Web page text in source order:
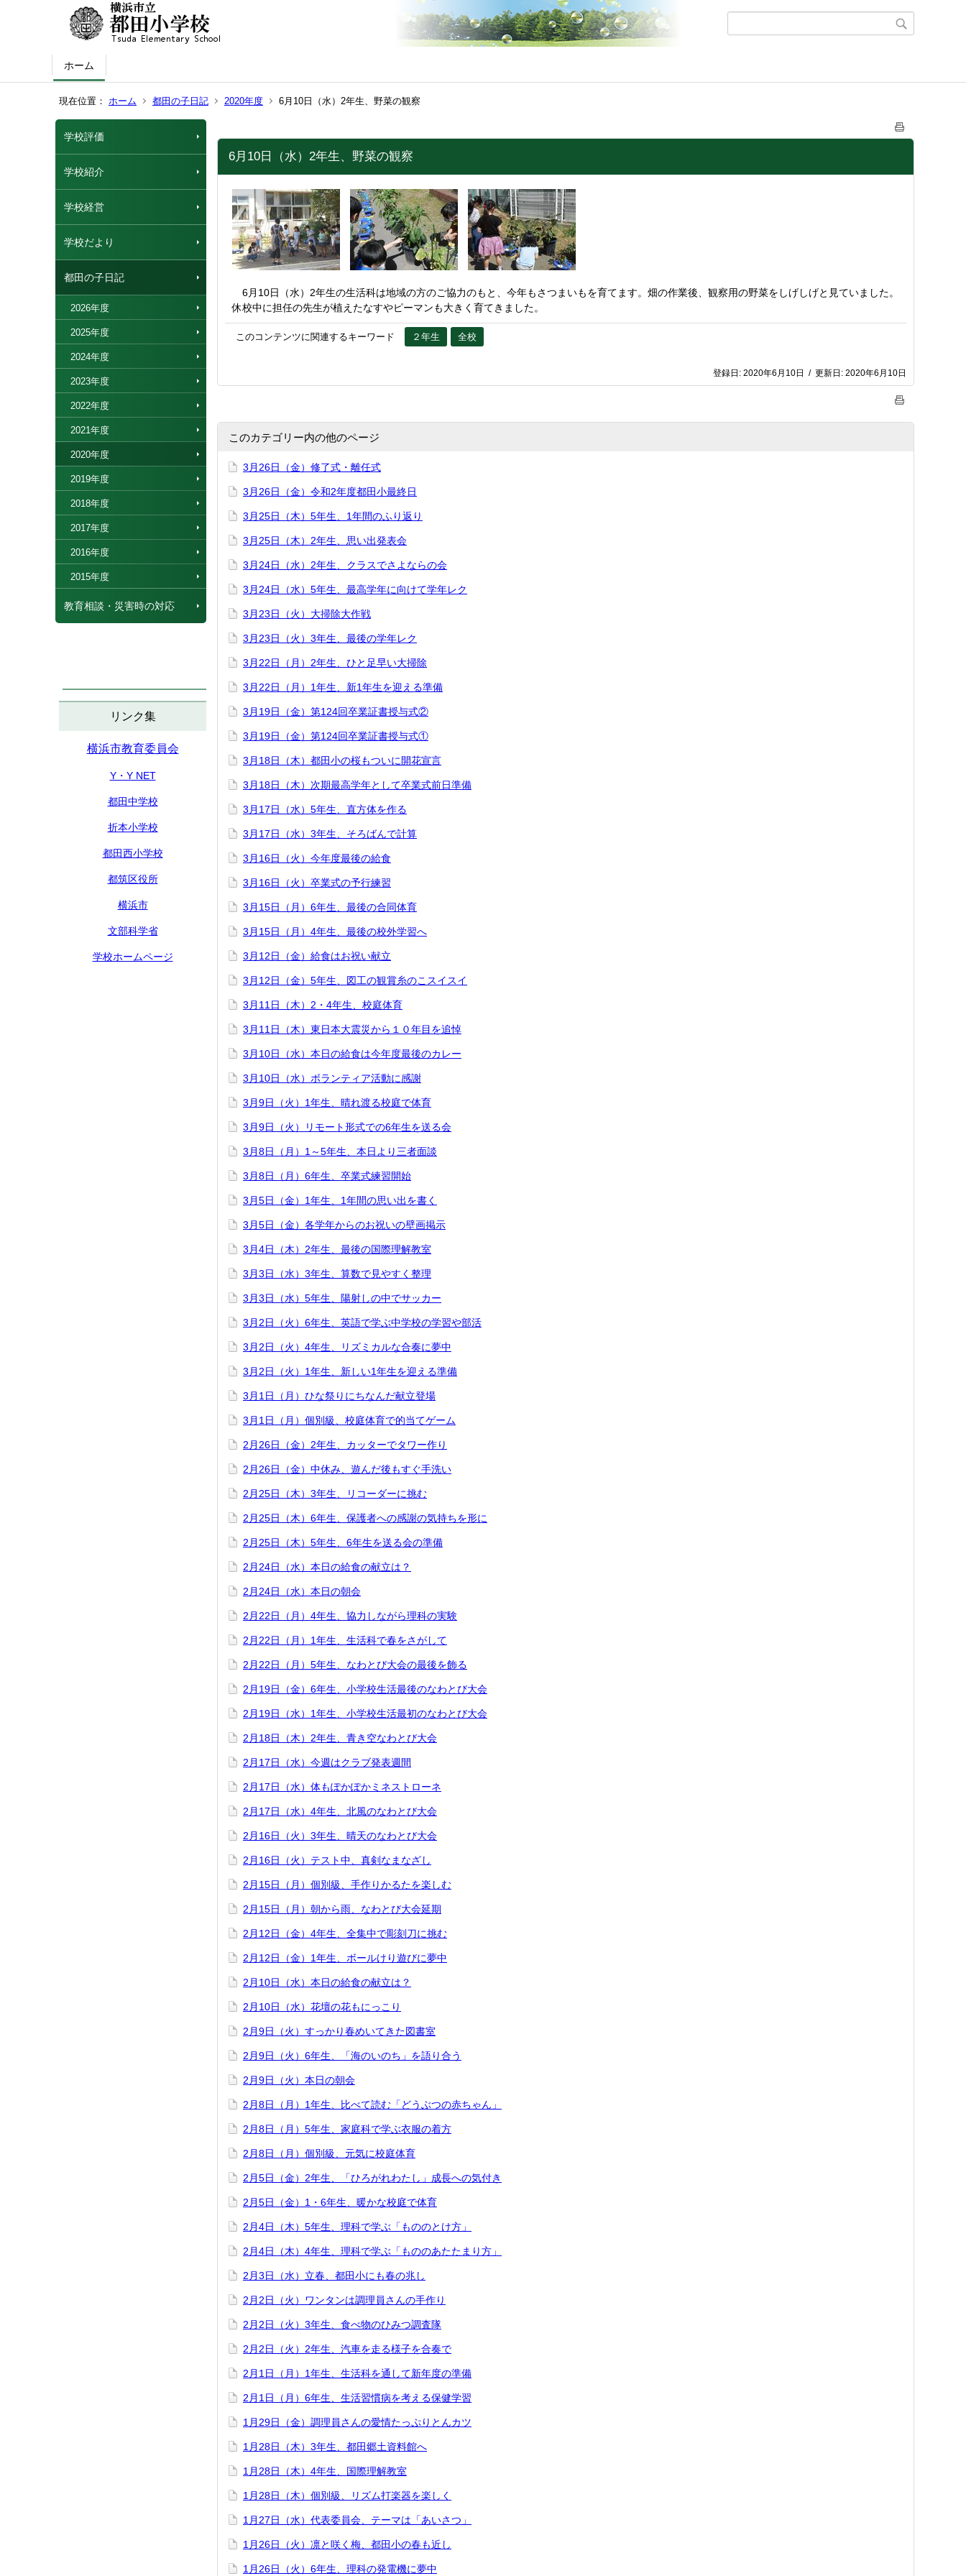
ホーム
現在位置： ホーム 都田の子日記 2020年度 6月10日（水）2年生、野菜の観察
学校評価
学校紹介
学校経営
学校だより
都田の子日記
2026年度
2025年度
2024年度
2023年度
2022年度
2021年度
2020年度
2019年度
2018年度
2017年度
2016年度
2015年度
教育相談・災害時の対応
リンク集
横浜市教育委員会
Y・Y NET
都田中学校
折本小学校
都田西小学校
都筑区役所
横浜市
文部科学省
学校ホームページ
6月10日（水）2年生、野菜の観察
6月10日（水）2年生の生活科は地域の方のご協力のもと、今年もさつまいもを育てます。畑の作業後、観察用の野菜をしげしげと見ていました。
休校中に担任の先生が植えたなすやピーマンも大きく育てきました。
このコンテンツに関連するキーワード ２年生 全校
登録日: 2020年6月10日 / 更新日: 2020年6月10日
このカテゴリー内の他のページ
3月26日（金）修了式・離任式
3月26日（金）令和2年度都田小最終日
3月25日（木）5年生、1年間のふり返り
3月25日（木）2年生、思い出発表会
3月24日（水）2年生、クラスでさよならの会
3月24日（水）5年生、最高学年に向けて学年レク
3月23日（火）大掃除大作戦
3月23日（火）3年生、最後の学年レク
3月22日（月）2年生、ひと足早い大掃除
3月22日（月）1年生、新1年生を迎える準備
3月19日（金）第124回卒業証書授与式②
3月19日（金）第124回卒業証書授与式①
3月18日（木）都田小の桜もついに開花宣言
3月18日（木）次期最高学年として卒業式前日準備
3月17日（水）5年生、直方体を作る
3月17日（水）3年生、そろばんで計算
3月16日（火）今年度最後の給食
3月16日（火）卒業式の予行練習
3月15日（月）6年生、最後の合同体育
3月15日（月）4年生、最後の校外学習へ
3月12日（金）給食はお祝い献立
3月12日（金）5年生、図工の観賞糸のこスイスイ
3月11日（木）2・4年生、校庭体育
3月11日（木）東日本大震災から１０年目を追悼
3月10日（水）本日の給食は今年度最後のカレー
3月10日（水）ボランティア活動に感謝
3月9日（火）1年生、晴れ渡る校庭で体育
3月9日（火）リモート形式での6年生を送る会
3月8日（月）1～5年生、本日より三者面談
3月8日（月）6年生、卒業式練習開始
3月5日（金）1年生、1年間の思い出を書く
3月5日（金）各学年からのお祝いの壁画掲示
3月4日（木）2年生、最後の国際理解教室
3月3日（水）3年生、算数で見やすく整理
3月3日（水）5年生、陽射しの中でサッカー
3月2日（火）6年生、英語で学ぶ中学校の学習や部活
3月2日（火）4年生、リズミカルな合奏に夢中
3月2日（火）1年生、新しい1年生を迎える準備
3月1日（月）ひな祭りにちなんだ献立登場
3月1日（月）個別級、校庭体育で的当てゲーム
2月26日（金）2年生、カッターでタワー作り
2月26日（金）中休み、遊んだ後もすぐ手洗い
2月25日（木）3年生、リコーダーに挑む
2月25日（木）6年生、保護者への感謝の気持ちを形に
2月25日（木）5年生、6年生を送る会の準備
2月24日（水）本日の給食の献立は？
2月24日（水）本日の朝会
2月22日（月）4年生、協力しながら理科の実験
2月22日（月）1年生、生活科で春をさがして
2月22日（月）5年生、なわとび大会の最後を飾る
2月19日（金）6年生、小学校生活最後のなわとび大会
2月19日（水）1年生、小学校生活最初のなわとび大会
2月18日（木）2年生、青き空なわとび大会
2月17日（水）今週はクラブ発表週間
2月17日（水）体もぽかぽかミネストローネ
2月17日（水）4年生、北風のなわとび大会
2月16日（火）3年生、晴天のなわとび大会
2月16日（火）テスト中、真剣なまなざし
2月15日（月）個別級、手作りかるたを楽しむ
2月15日（月）朝から雨、なわとび大会延期
2月12日（金）4年生、全集中で彫刻刀に挑む
2月12日（金）1年生、ボールけり遊びに夢中
2月10日（水）本日の給食の献立は？
2月10日（水）花壇の花もにっこり
2月9日（火）すっかり春めいてきた図書室
2月9日（火）6年生、「海のいのち」を語り合う
2月9日（火）本日の朝会
2月8日（月）1年生、比べて読む「どうぶつの赤ちゃん」
2月8日（月）5年生、家庭科で学ぶ衣服の着方
2月8日（月）個別級、元気に校庭体育
2月5日（金）2年生、「ひろがれわたし」成長への気付き
2月5日（金）1・6年生、暖かな校庭で体育
2月4日（木）5年生、理科で学ぶ「もののとけ方」
2月4日（木）4年生、理科で学ぶ「もののあたたまり方」
2月3日（水）立春、都田小にも春の兆し
2月2日（火）ワンタンは調理員さんの手作り
2月2日（火）3年生、食べ物のひみつ調査隊
2月2日（火）2年生、汽車を走る様子を合奏で
2月1日（月）1年生、生活科を通して新年度の準備
2月1日（月）6年生、生活習慣病を考える保健学習
1月29日（金）調理員さんの愛情たっぷりとんカツ
1月28日（木）3年生、都田郷土資料館へ
1月28日（木）4年生、国際理解教室
1月28日（木）個別級、リズム打楽器を楽しく
1月27日（水）代表委員会、テーマは「あいさつ」
1月26日（火）凛と咲く梅、都田小の春も近し
1月26日（火）6年生、理科の発電機に夢中